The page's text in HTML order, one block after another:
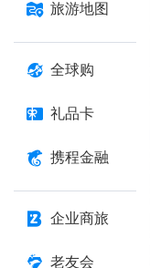
旅游地图
全球购
礼品卡
携程金融
企业商旅
老友会